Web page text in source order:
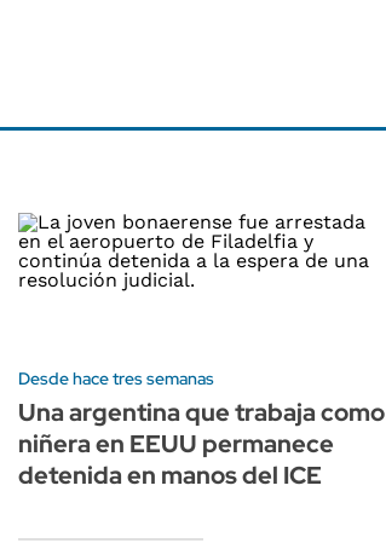
Desde hace tres semanas
Una argentina que trabaja como
niñera en EEUU permanece
detenida en manos del ICE